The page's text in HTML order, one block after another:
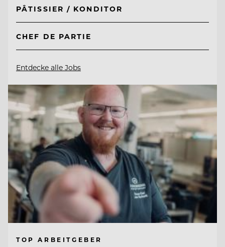
PÂTISSIER / KONDITOR
CHEF DE PARTIE
Entdecke alle Jobs
TOP ARBEITGEBER